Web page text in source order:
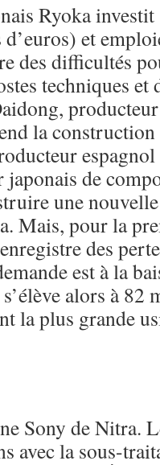
Ryoka
et
des difficultés
techniques et
la
de
une
Mais, pour la
des
est à la
alors à 82
la plus grande
Sony de Nitra.
avec la sous-